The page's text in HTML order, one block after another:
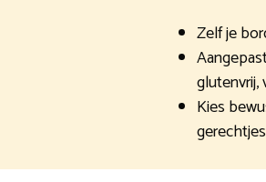
Zelf je
glutenvrij,
Kies